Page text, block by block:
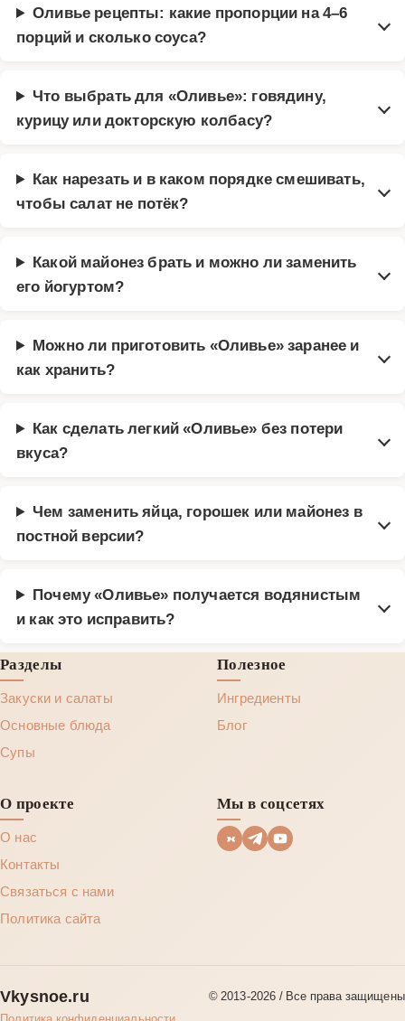
Оливье рецепты: какие пропорции на 4–6
порций и сколько соуса?
Что выбрать для «Оливье»: говядину,
курицу или докторскую колбасу?
Как нарезать и в каком порядке смешивать,
чтобы салат не потёк?
Какой майонез брать и можно ли заменить
его йогуртом?
Можно ли приготовить «Оливье» заранее и
как хранить?
Как сделать легкий «Оливье» без потери
вкуса?
Чем заменить яйца, горошек или майонез в
постной версии?
Почему «Оливье» получается водянистым
и как это исправить?
Разделы
Закуски и салаты
Основные блюда
Супы
Полезное
Ингредиенты
Блог
О проекте
О нас
Контакты
Связаться с нами
Политика сайта
Мы в соцсетях
Vkysnoe.ru
© 2013‑2026 / Все права защищены
Политика конфиденциальности